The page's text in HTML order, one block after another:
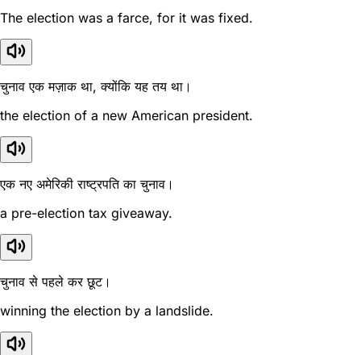
The election was a farce, for it was fixed.
चुनाव एक मज़ाक था, क्योंकि यह तय था।
the election of a new American president.
एक नए अमेरिकी राष्ट्रपति का चुनाव।
a pre-election tax giveaway.
चुनाव से पहले कर छूट।
winning the election by a landslide.